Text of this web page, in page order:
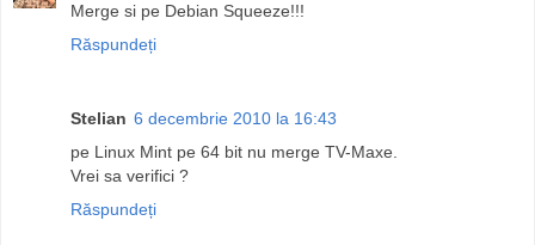
Merge si pe Debian Squeeze!!!
Răspundeți
Stelian 6 decembrie 2010 la 16:43
pe Linux Mint pe 64 bit nu merge TV-Maxe.
Vrei sa verifici ?
Răspundeți